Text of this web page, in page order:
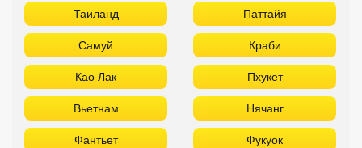
Таиланд Паттайя
Самуй Краби
Као Лак Пхукет
Вьетнам Нячанг
Фантьет Фукуок